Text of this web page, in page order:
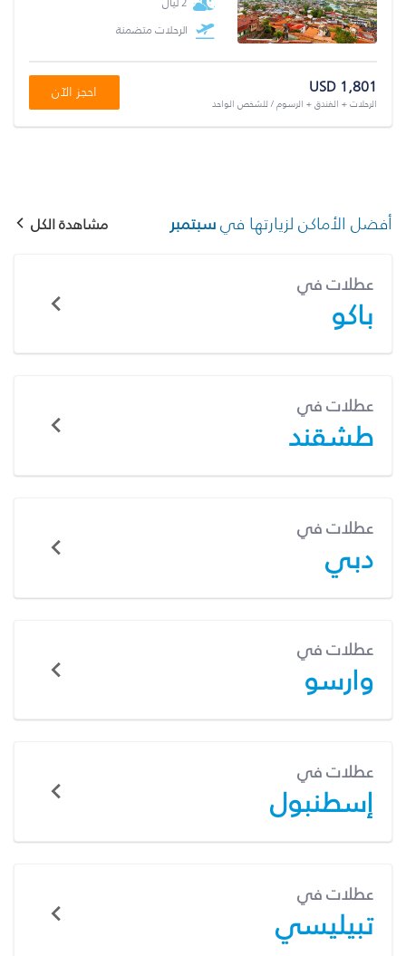
الرحلات متضمنة
USD 1,801
الرحلات + الفندق + الرسوم / للشخص الواحد
احجز الآن
أفضل الأماكن لزيارتها فيسبتمبر مشاهدة الكل
عطلات في
باكو
عطلات في
طشقند
عطلات في
دبي
عطلات في
وارسو
عطلات في
إسطنبول
عطلات في
تبيليسي